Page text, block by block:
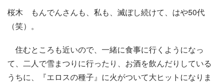
桜木 もんでんさんも、私も、滅ぼし続けて、はや50代
（笑）。
住むところも近いので、一緒に食事に行くようになっ
て、二人で雪まつりに行ったり、お酒を飲んだりしている
うちに、『エロスの種子』に火がついて大ヒットになりま